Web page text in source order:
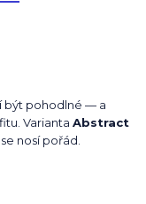
být pohodlné — a
Varianta Abstract
nosí pořád.